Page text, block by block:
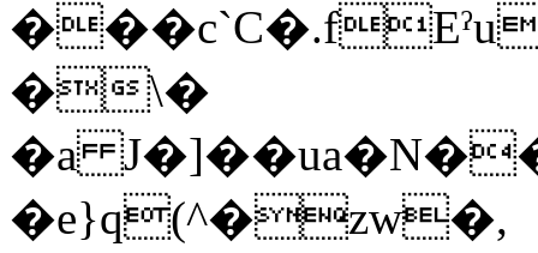
�\�
�a
�e}q(^�zw�,